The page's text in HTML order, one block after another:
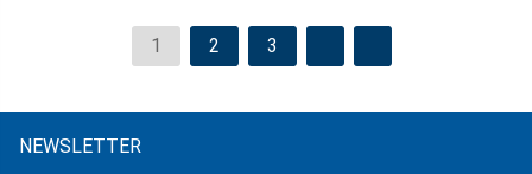
1 2 3
NEWSLETTER